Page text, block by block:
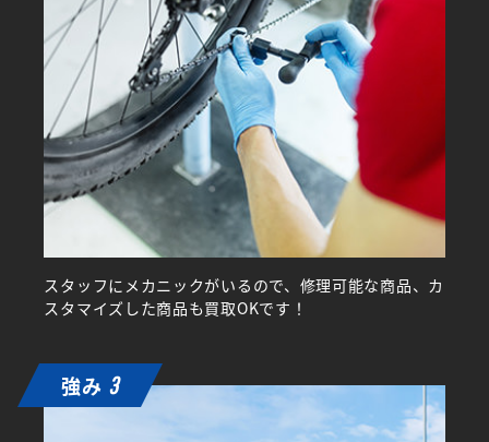
スタッフにメカニックがいるので、修理可能な商品、カ
スタマイズした商品も買取OKです！
強み 3